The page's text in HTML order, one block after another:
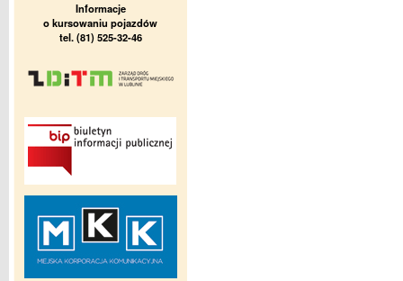
Informacje
o kursowaniu pojazdów
tel. (81) 525-32-46